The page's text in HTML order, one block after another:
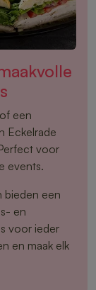
een
Eckelrade
voor
events.
bieden een
en
voor ieder
en maak elk